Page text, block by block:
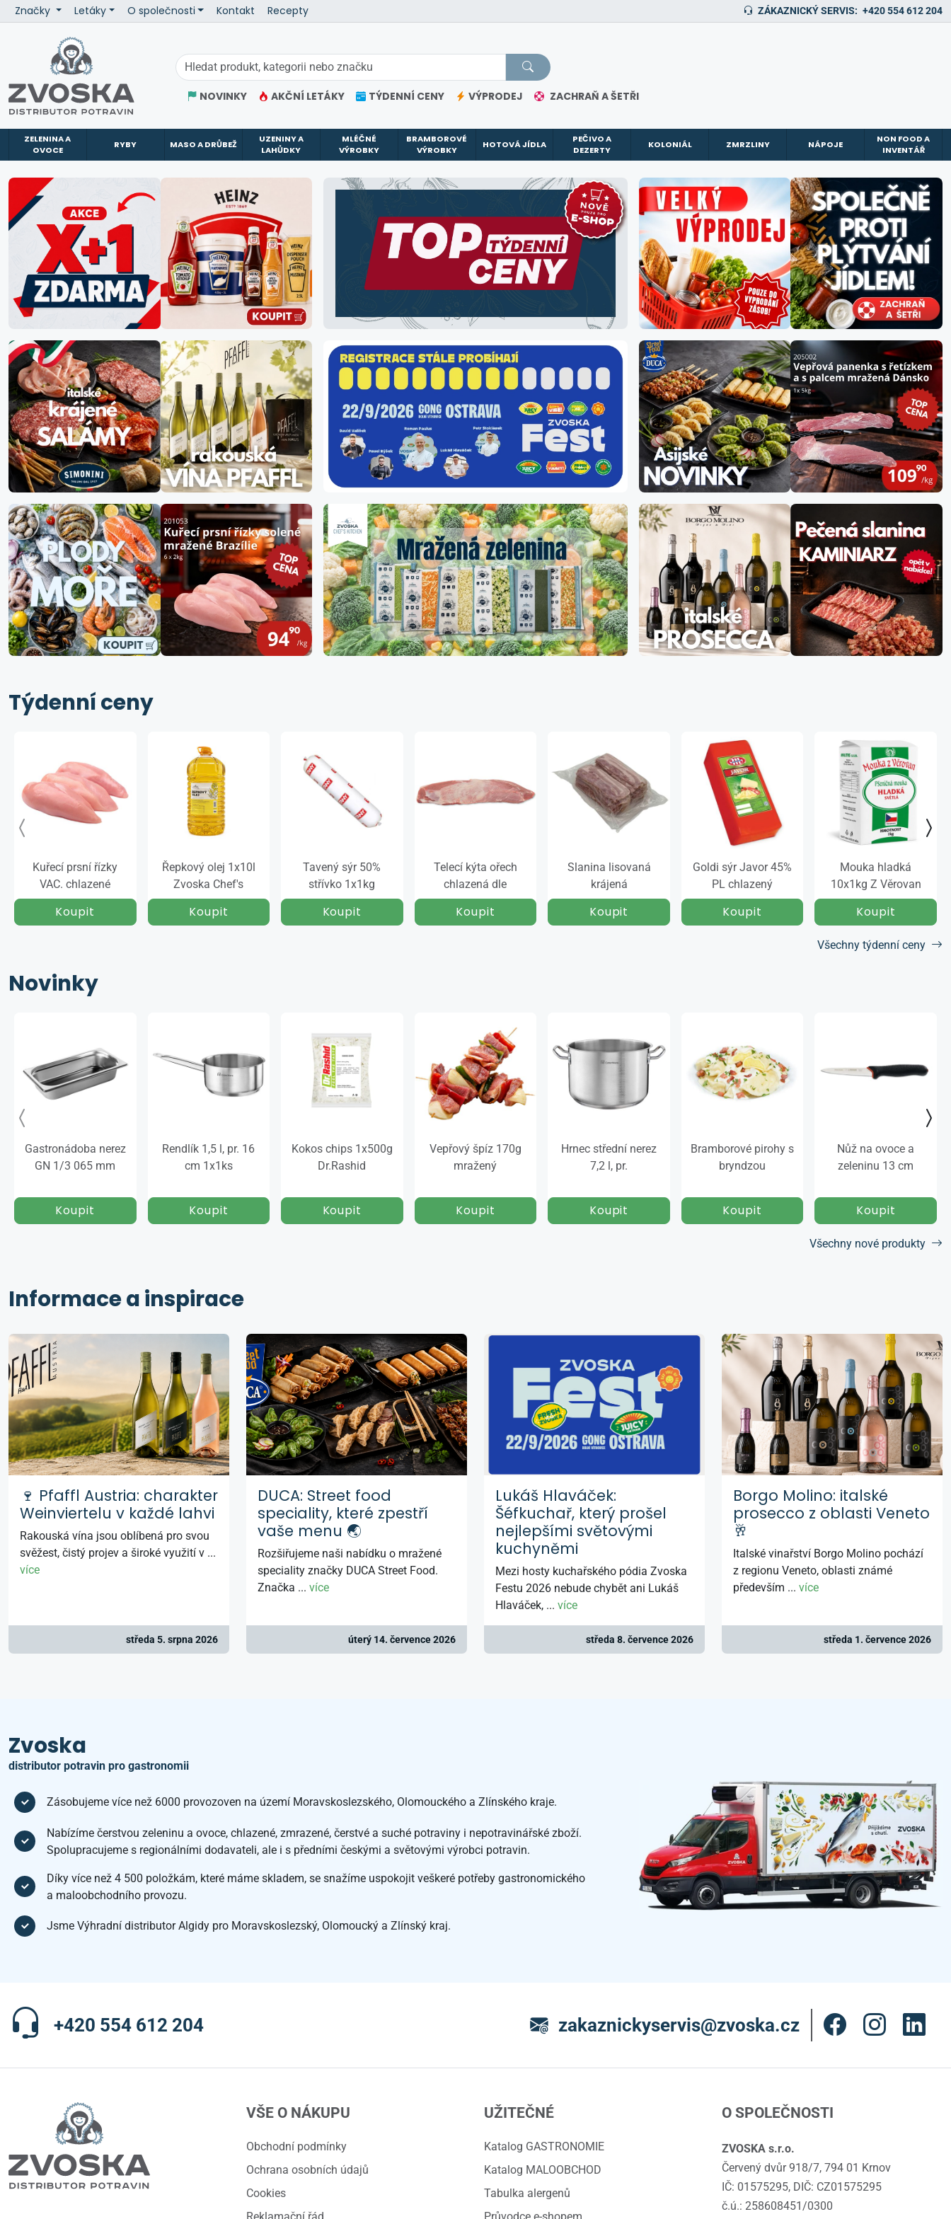
Značky Letáky O společnosti Kontakt Recepty ZÁKAZNICKÝ SERVIS: +420 554 612 204
NOVINKY AKČNÍ LETÁKY TÝDENNÍ CENY VÝPRODEJ ZACHRAŇ A ŠETŘI
ZELENINA A
OVOCE
RYBY MASO A DRŮBEŽ
UZENINY A
LAHŮDKY
MLÉČNÉ
VÝROBKY
BRAMBOROVÉ
VÝROBKY
HOTOVÁ JÍDLA
PEČIVO A
DEZERTY
KOLONIÁL ZMRZLINY NÁPOJE
NON FOOD A
INVENTÁŘ
Týdenní ceny
Kuřecí prsní řízky
VAC. chlazené
Řepkový olej 1x10l
Zvoska Chef's
Tavený sýr 50%
střívko 1x1kg
Telecí kýta ořech
chlazená dle
Slanina lisovaná
krájená
Goldi sýr Javor 45%
PL chlazený
Mouka hladká
10x1kg Z Věrovan
Všechny týdenní ceny
Novinky
Gastronádoba nerez
GN 1/3 065 mm
Rendlík 1,5 l, pr. 16
cm 1x1ks
Kokos chips 1x500g
Dr.Rashid
Vepřový špíz 170g
mražený
Hrnec střední nerez
7,2 l, pr.
Bramborové pirohy s
bryndzou
Nůž na ovoce a
zeleninu 13 cm
Všechny nové produkty
Informace a inspirace
🍷 Pfaffl Austria: charakter
Weinviertelu v každé lahvi
Rakouská vína jsou oblíbená pro svou
svěžest, čistý projev a široké využití v ...
více
středa 5. srpna 2026
DUCA: Street food
speciality, které zpestří
vaše menu 🌏
Rozšiřujeme naši nabídku o mražené
speciality značky DUCA Street Food.
Značka ... více
úterý 14. července 2026
Lukáš Hlaváček:
Šéfkuchař, který prošel
nejlepšími světovými
kuchyněmi
Mezi hosty kuchařského pódia Zvoska
Festu 2026 nebude chybět ani Lukáš
Hlaváček, ... více
středa 8. července 2026
Borgo Molino: italské
prosecco z oblasti Veneto
🥂
Italské vinařství Borgo Molino pochází
z regionu Veneto, oblasti známé
především ... více
středa 1. července 2026
Zvoska
distributor potravin pro gastronomii
Zásobujeme více než 6000 provozoven na území Moravskoslezského, Olomouckého a Zlínského kraje.
Nabízíme čerstvou zeleninu a ovoce, chlazené, zmrazené, čerstvé a suché potraviny i nepotravinářské zboží.
Spolupracujeme s regionálními dodavateli, ale i s předními českými a světovými výrobci potravin.
Díky více než 4 500 položkám, které máme skladem, se snažíme uspokojit veškeré potřeby gastronomického
a maloobchodního provozu.
Jsme Výhradní distributor Algidy pro Moravskoslezský, Olomoucký a Zlínský kraj.
+420 554 612 204 zakaznickyservis@zvoska.cz
VŠE O NÁKUPU
Obchodní podmínky
Ochrana osobních údajů
Cookies
Reklamační řád
UŽITEČNÉ
Katalog GASTRONOMIE
Katalog MALOOBCHOD
Tabulka alergenů
Průvodce e-shopem
O SPOLEČNOSTI
ZVOSKA s.r.o.
Červený dvůr 918/7, 794 01 Krnov
IČ: 01575295, DIČ: CZ01575295
č.ú.: 258608451/0300